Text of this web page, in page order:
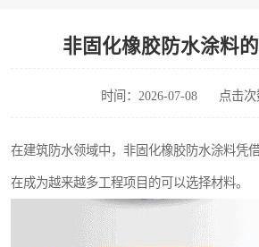
非固化橡胶防水涂料
时间：2026-07-08 点击次
在建筑防水领域中，非固化橡胶防水涂料凭
在成为越来越多工程项目的可以选择材料。